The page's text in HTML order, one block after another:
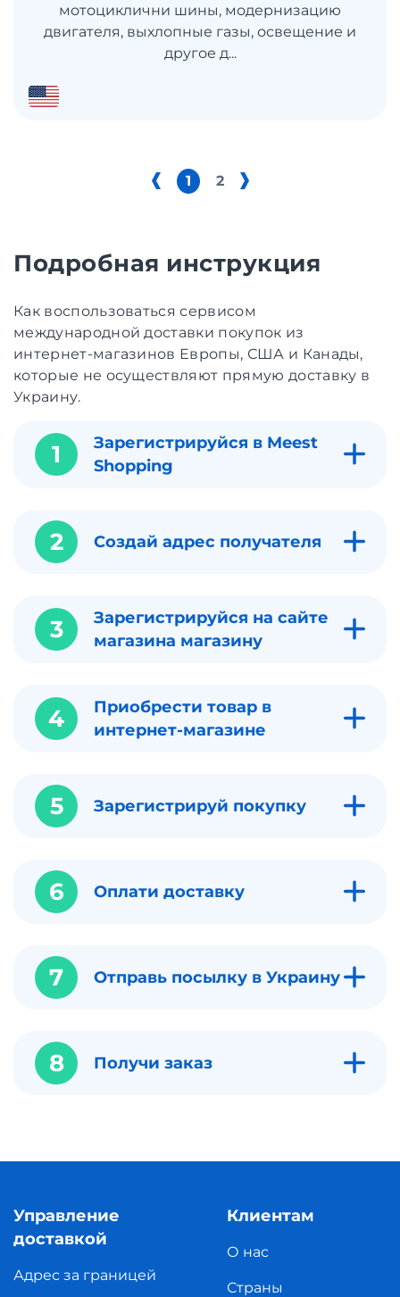
мотоциклични шины, модернизацию
двигателя, выхлопные газы, освещение и
другое д...
1 2
Подробная инструкция
Как воспользоваться сервисом
международной доставки покупок из
интернет-магазинов Европы, США и Канады,
которые не осуществляют прямую доставку в
Украину.
1
Зарегистрируйся в Meest
Shopping
2 Создай адрес получателя
3
Зарегистрируйся на сайте
магазина магазину
4
Приобрести товар в
интернет-магазине
5 Зарегистрируй покупку
6 Оплати доставку
7 Отправь посылку в Украину
8 Получи заказ
Управление
доставкой
Адрес за границей
Клиентам
О нас
Страны